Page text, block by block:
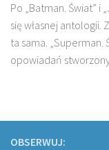
Po „Batman. Świat” i
się własnej antologii.
ta sama.
opowiadań
OBSERWUJ: